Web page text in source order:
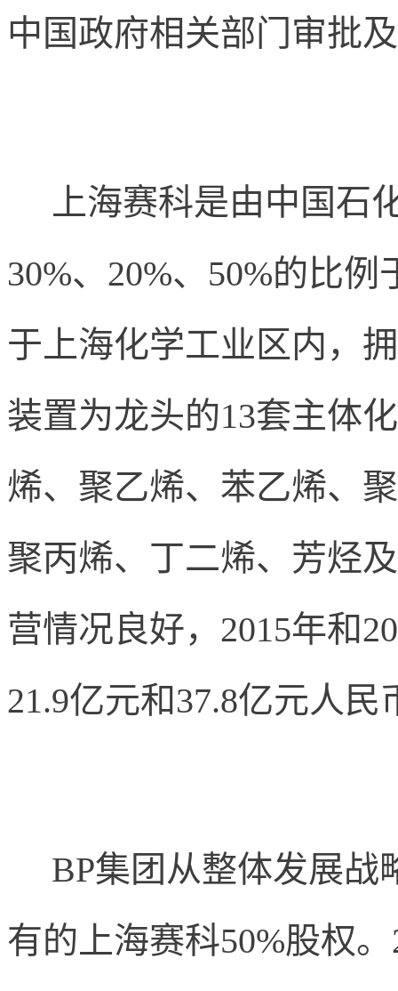
中国政府相关部门审批
上海赛科是由中国石
30%、 20%、 50%的比例
于上海化学工业区内，
装置为龙头的13套主体
烯、聚乙烯、苯乙烯、
聚丙烯、丁二烯、芳烃
营情况良好， 2015年和
21.9亿元和37.8亿元人民
BP集团从整体发展战
有的上海赛科50%股权。